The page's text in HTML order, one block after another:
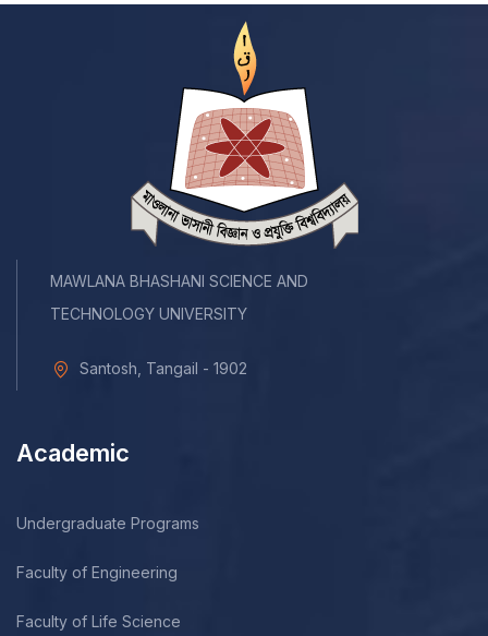
MAWLANA BHASHANI SCIENCE AND
TECHNOLOGY UNIVERSITY
Santosh, Tangail - 1902
Academic
Undergraduate Programs
Faculty of Engineering
Faculty of Life Science